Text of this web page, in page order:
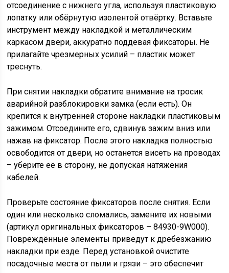
отсоединение с нижнего угла, используя пластиковую
лопатку или обёрнутую изолентой отвёртку. Вставьте
инструмент между накладкой и металлическим
каркасом двери, аккуратно поддевая фиксаторы. Не
прилагайте чрезмерных усилий – пластик может
треснуть.
При снятии накладки обратите внимание на тросик
аварийной разблокировки замка (если есть). Он
крепится к внутренней стороне накладки пластиковым
зажимом. Отсоедините его, сдвинув зажим вниз или
нажав на фиксатор. После этого накладка полностью
освободится от двери, но останется висеть на проводах
– уберите её в сторону, не допуская натяжения
кабелей.
Проверьте состояние фиксаторов после снятия. Если
один или несколько сломались, замените их новыми
(артикул оригинальных фиксаторов – 84930-9W000).
Повреждённые элементы приведут к дребезжанию
накладки при езде. Перед установкой очистите
посадочные места от пыли и грязи – это обеспечит